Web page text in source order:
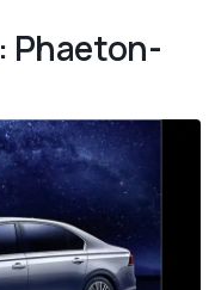
Phaeton-